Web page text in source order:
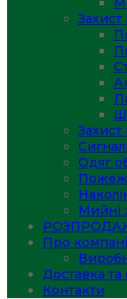
Захист
Захист
Одяг
Мийні
Про
Доставка та
Контакти